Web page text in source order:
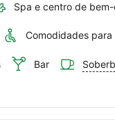
Spa e centro de
Comodidades
Bar